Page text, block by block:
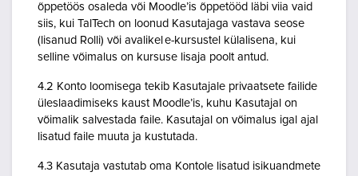
õppetöös osaleda või Moodle’is õppetööd läbi viia vaid
siis, kui TalTech on loonud Kasutajaga vastava seose
(lisanud Rolli) või avalikel e-kursustel külalisena, kui
selline võimalus on kursuse lisaja poolt antud.
4.2 Konto loomisega tekib Kasutajale privaatsete failide
üleslaadimiseks kaust Moodle’is, kuhu Kasutajal on
võimalik salvestada faile. Kasutajal on võimalus igal ajal
lisatud faile muuta ja kustutada.
4.3 Kasutaja vastutab oma Kontole lisatud isikuandmete